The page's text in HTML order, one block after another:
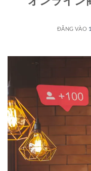
ĐĂNG VÀO